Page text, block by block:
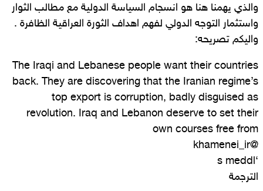
والذي يهمنا هنا هو انسجام السياسة الدولية مع مطالب الثوار
واستثمار التوجه الدولي لفهم اهداف الثورة العراقية الظافرة .
واليكم تصريحه:
The Iraqi and Lebanese people want their countries
back. They are discovering that the Iranian regime’s
top export is corruption, badly disguised as
revolution. Iraq and Lebanon deserve to set their
own courses free from
@khamenei_ir
‘s meddl
الترجمة